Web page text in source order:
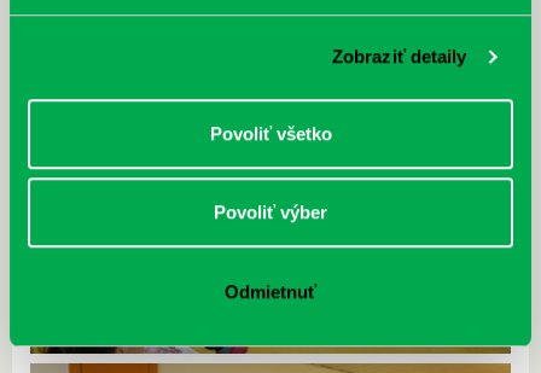
Zobraziť detaily
Povoliť všetko
Povoliť výber
Odmietnuť